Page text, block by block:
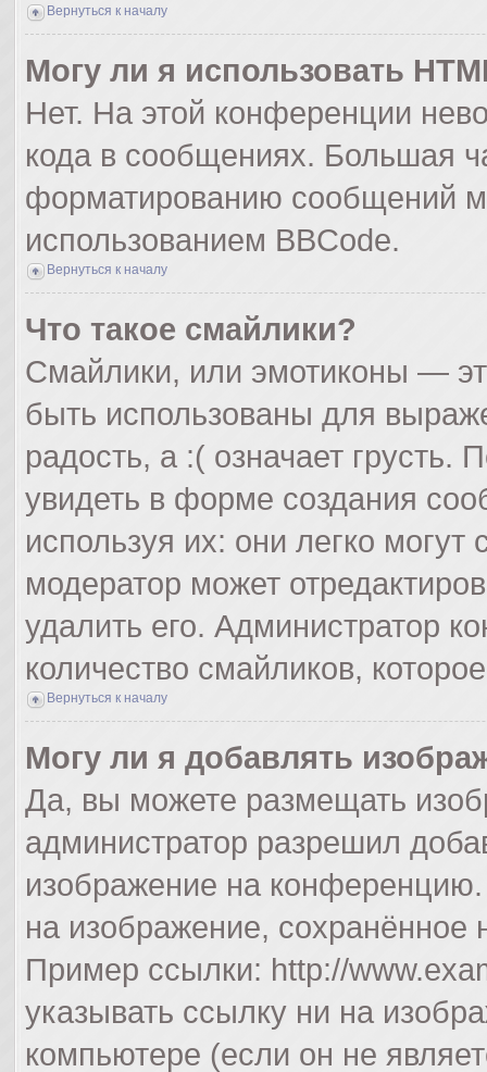
Вернуться к началу
Могу ли я использовать
Нет. На этой конференции
кода в сообщениях. Большая
форматированию сообщений
использованием BBCode.
Вернуться к началу
Что такое смайлики?
Смайлики, или эмотиконы —
быть использованы для
радость, а :( означает
увидеть в форме создания
используя их: они легко
модератор может
удалить его. Администратор
количество смайликов,
Вернуться к началу
Могу ли я добавлять
Да, вы можете размещать
администратор разрешил
изображение на
на изображение,
Пример ссылки: http://
указывать ссылку ни на
компьютере (если он не